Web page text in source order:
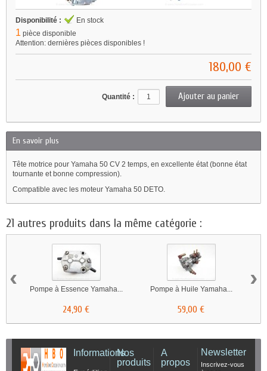
Disponibilité : En stock
1 pièce disponible
Attention: dernières pièces disponibles !
180,00 €
Quantité :
En savoir plus
Tête motrice pour Yamaha 50 CV 2 temps, en excellente état (bonne état
tournante et bonne compression).
Compatible avec les moteur Yamaha 50 DETO.
21 autres produits dans la même catégorie :
Pompe à Essence Yamaha...
24,90 €
Pompe à Huile Yamaha...
59,00 €
‹ ›
InformationsNos
produits
A
propos
Newsletter
Inscrivez-vous